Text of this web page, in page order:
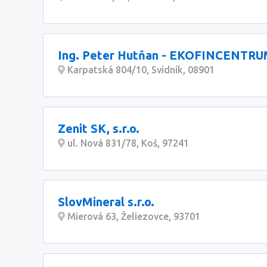
Ing. Peter Hutňan -
Karpatská 804/10, Svidník, 08901
Zenit SK, s.r.o.
ul. Nová 831/78, Koš, 97241
SlovMineral s.r.o.
Mierová 63, Želiezovce, 93701